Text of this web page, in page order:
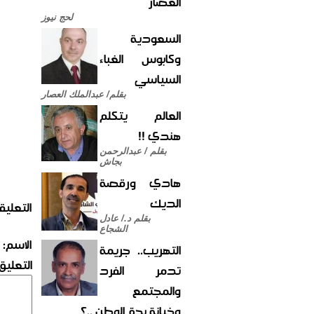
لحج نيوز
السعودية
وكابوس الغباء
السياسي
بقلم/ عبدالملك العصار
العالم يتكلم
هندي !!
بقلم / عبدالرحمن
بجاش
هادي ورقصة
الديك
بقلم د./ عادل
الشجاع
التهريب.. جريمة
تدمر الفرد
والمجتمع
الاسم: